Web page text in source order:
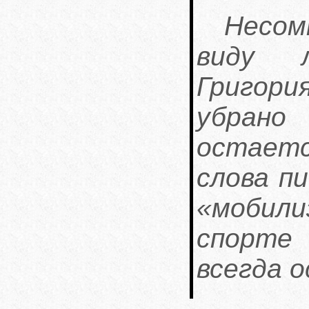
виду
слова
спорте
всегда